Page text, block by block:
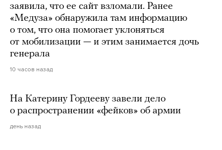
заявила, что ее сайт взломали. Ранее
«Медуза» обнаружила там информацию
о том, что она помогает уклоняться
от мобилизации — и этим занимается дочь
генерала
10 часов назад
На Катерину Гордееву завели дело
о распространении «фейков» об армии
день назад